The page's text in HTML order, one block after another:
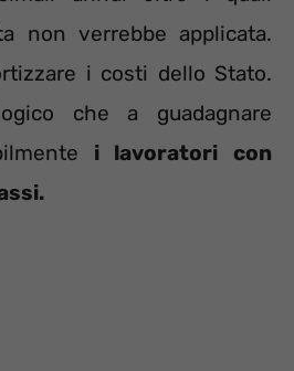
non verrebbe applicata.
i costi dello Stato.
che a guadagnare
i lavoratori con